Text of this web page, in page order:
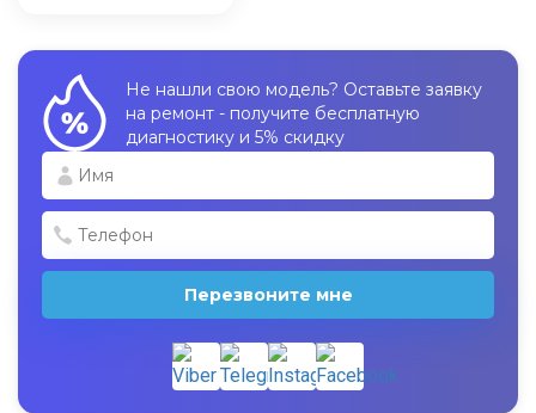
Не нашли свою модель? Оставьте заявку
на ремонт - получите бесплатную
диагностику и 5% скидку
Перезвоните мне